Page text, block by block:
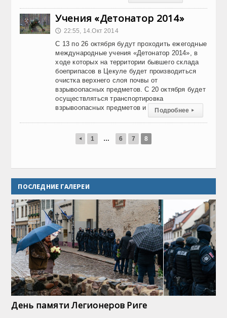
Учения «Детонатор 2014»
🕔 22:55, 14.Окт 2014
С 13 по 26 октября будут проходить ежегодные
международные учения «Детонатор 2014», в
ходе которых на территории бывшего склада
боеприпасов в Цекуле будет производиться
очистка верхнего слоя почвы от
взрывоопасных предметов. С 20 октября будет
осуществляться транспортировка
взрывоопасных предметов и
Подробнее ▸
◂ 1 … 6 7 8
ПОСЛЕДНИЕ ГАЛЕРЕИ
День памяти Легионеров Риге